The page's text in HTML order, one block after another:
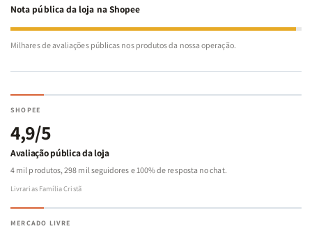
Nota pública da loja na Shopee
Milhares de avaliações públicas nos produtos da nossa operação.
SHOPEE
4,9/5
Avaliação pública da loja
4 mil produtos, 298 mil seguidores e 100% de resposta no chat.
Livrarias Família Cristã
MERCADO LIVRE